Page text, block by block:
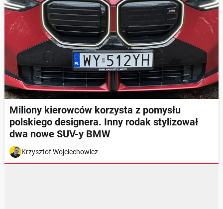
Miliony kierowców korzysta z pomysłu
polskiego designera. Inny rodak stylizował
dwa nowe SUV-y BMW
Krzysztof Wojciechowicz